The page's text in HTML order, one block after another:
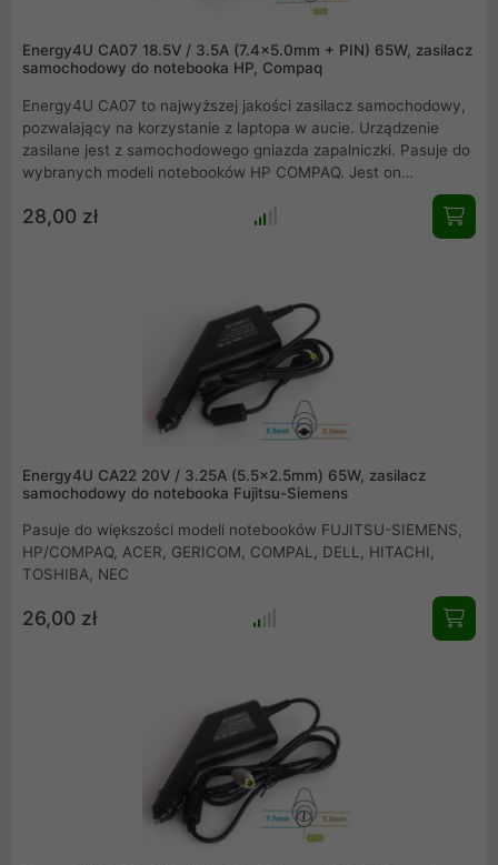
Energy4U CA07 18.5V / 3.5A (7.4x5.0mm + PIN) 65W, zasilacz
samochodowy do notebooka HP, Compaq
Energy4U CA07 to najwyższej jakości zasilacz samochodowy,
pozwalający na korzystanie z laptopa w aucie. Urządzenie
zasilane jest z samochodowego gniazda zapalniczki. Pasuje do
wybranych modeli notebooków HP COMPAQ. Jest on
wyposażony w filtr ferrytowy. Najwyższa jakość elementów
wykorzystana do produkcji tego zasilacza, zapewnia jego
długowieczną pracę. Wtyczka wyjściowa 7.4 x 5.0mm z pinem.
28,00 zł
Energy4U CA22 20V / 3.25A (5.5x2.5mm) 65W, zasilacz
samochodowy do notebooka Fujitsu-Siemens
Pasuje do większości modeli notebooków FUJITSU-SIEMENS,
HP/COMPAQ, ACER, GERICOM, COMPAL, DELL, HITACHI,
TOSHIBA, NEC
26,00 zł